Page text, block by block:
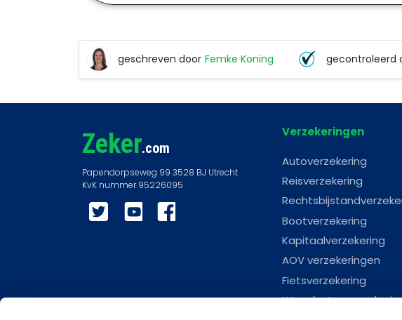
geschreven door Femke Koning
gecontroleerd
Zeker.com
Twitter YouTubeFacebook
Verzekeringen
Autoverzekering
Reisverzekering
Bootverzekering
Kapitaalverzekering
AOV verzekeringen
Fietsverzekering